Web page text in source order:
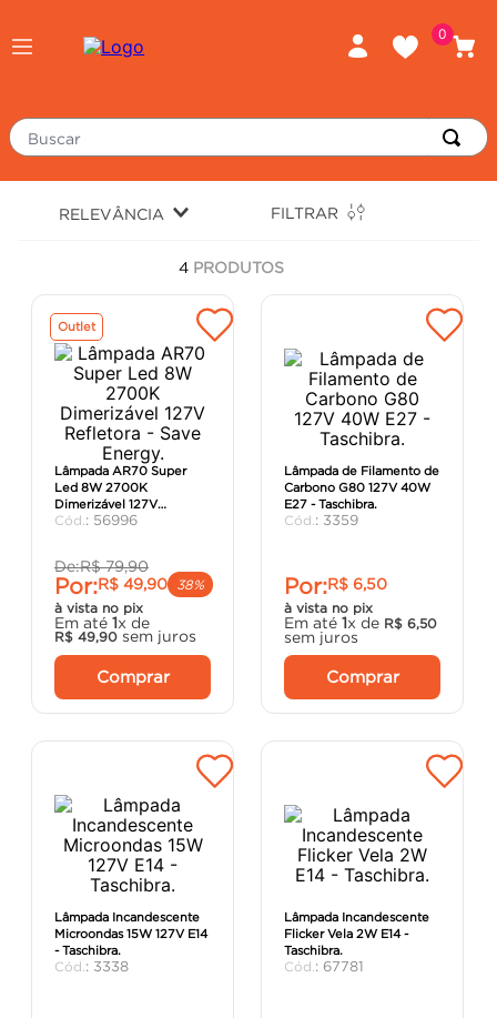
0
Buscar
RELEVÂNCIA FILTRAR
4 PRODUTOS
Outlet
Lâmpada AR70 Super
Led 8W 2700K
Dimerizável 127V
Refletora - Save Energy.
: 56996
De:R$ 79,90
Por:R$ 49,90
38%
à vista no pix
Em até 1x de
R$ 49,90 sem juros
Comprar
Lâmpada de Filamento de
Carbono G80 127V 40W
E27 - Taschibra.
: 3359
Por:R$ 6,50
à vista no pix
Em até 1x de R$ 6,50
sem juros
Comprar
Lâmpada Incandescente
Microondas 15W 127V E14
- Taschibra.
: 3338
Lâmpada Incandescente
Flicker Vela 2W E14 -
Taschibra.
: 67781
º revestimento
tinta
massa corrida
chuveiro
argamassa
porta
º cadeira